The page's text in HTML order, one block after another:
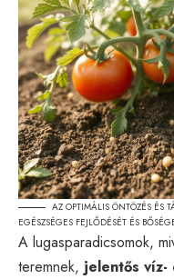
AZ OPTIMÁLIS ÖNTÖZÉS ÉS
EGÉSZSÉGES FEJLŐDÉSÉT ÉS
A lugasparadicsomok,
teremnek, jelentős víz-